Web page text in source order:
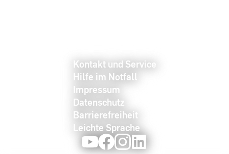
Kontakt und Service
Hilfe im Notfall
Impressum
Datenschutz
Barrierefreiheit
Leichte Sprache
YoutubeFacebookInstagram